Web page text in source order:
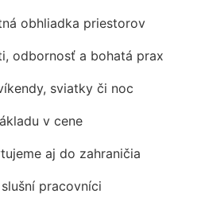
obhliadka priestorov
odbornosť a bohatá prax
sviatky či noc
v cene
aj do zahraničia
pracovníci